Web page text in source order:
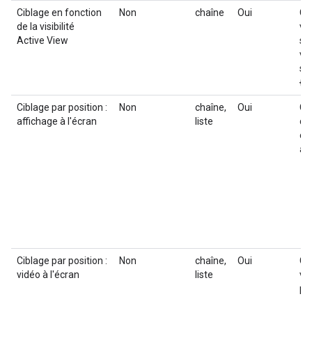
Ciblage en fonction
de la visibilité
Active View
Non chaîne Oui
Ciblage par position :
affichage à l'écran
Non
chaîne,
liste
Oui
Ciblage par position :
vidéo à l'écran
Non
chaîne,
liste
Oui